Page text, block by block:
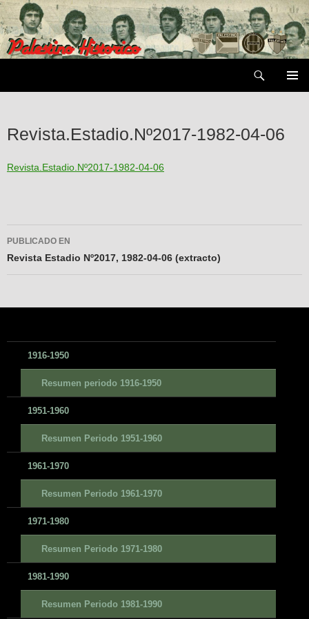
Saltar
al
contenido
Revista.Estadio.Nº2017-1982-04-06
Revista.Estadio.Nº2017-1982-04-06
Navegador
de
PUBLICADO EN
Revista Estadio Nº2017, 1982-04-06 (extracto)
1916-1950
Resumen periodo 1916-1950
1951-1960
Resumen Periodo 1951-1960
1961-1970
Resumen Periodo 1961-1970
1971-1980
Resumen Periodo 1971-1980
1981-1990
Resumen Periodo 1981-1990